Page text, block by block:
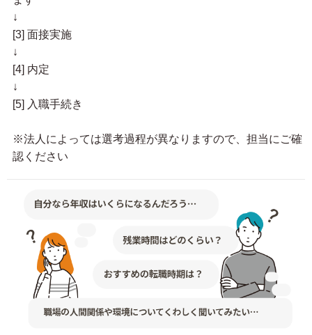
↓
[3] 面接実施
↓
[4] 内定
↓
[5] 入職手続き
※法人によっては選考過程が異なりますので、担当にご確
認ください